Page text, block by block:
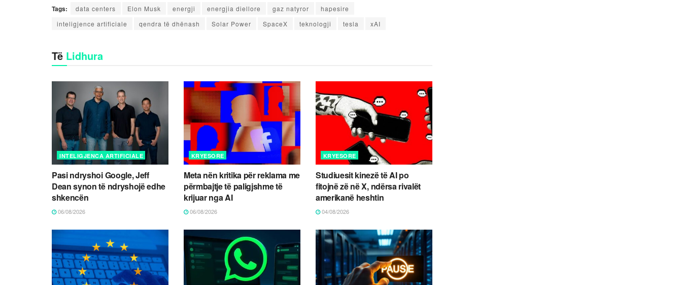
Tags: data centers Elon Musk energji energjia diellore gaz natyror
hapesire
inteligjence artificiale
qendra të dhënash Solar Power SpaceX teknologji tesla xAI
Të Lidhura
INTELIGJENCA ARTIFICIALE
Pasi ndryshoi Google, Jeff
Dean synon të ndryshojë edhe
shkencën
06/08/2026
KRYESORE
Meta nën kritika për reklama me
përmbajtje të paligjshme të
krijuar nga AI
06/08/2026
KRYESORE
Studiuesit kinezë të AI po
fitojnë zë në X, ndërsa rivalët
amerikanë heshtin
04/08/2026